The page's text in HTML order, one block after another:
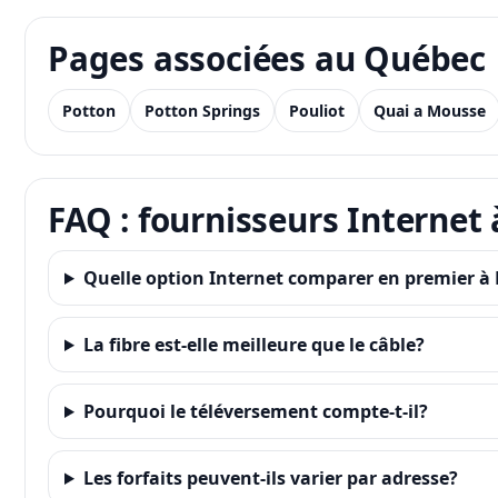
Pages associées au Québec
Potton Potton Springs Pouliot Quai a Mousse
FAQ : fournisseurs Internet
Quelle option Internet comparer en premier à
La fibre est-elle meilleure que le câble?
Pourquoi le téléversement compte-t-il?
Les forfaits peuvent-ils varier par adresse?